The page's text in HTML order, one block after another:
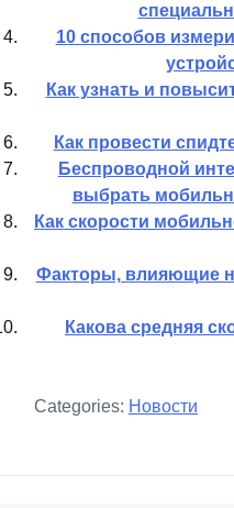
10 способов
Как узнать и
Как провести
Беспроводной
выбрать
Как скорости
Факторы, влияющие
Какова средняя
Categories: Новости